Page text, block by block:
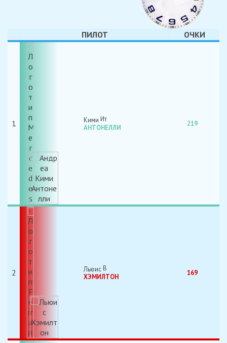
ПИЛОТ ОЧКИ
1
Кими
АНТОНЕЛЛИ
219
2
Льюис
ХЭМИЛТОН
169